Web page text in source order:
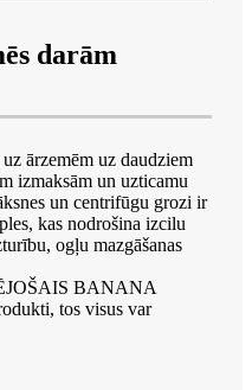
darām
ārzemēm uz daudziem
izmaksām un uzticamu
un centrifūgu grozi ir
kas nodrošina izcilu
ogļu mazgāšanas
BANANA
tos visus var